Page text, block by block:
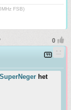
FSB)
SuperNeger het